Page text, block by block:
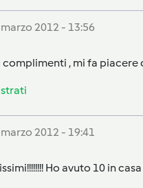
marzo 2012 - 13:56
, mi fa piacere
2012 - 19:41
Ho avuto 10 in